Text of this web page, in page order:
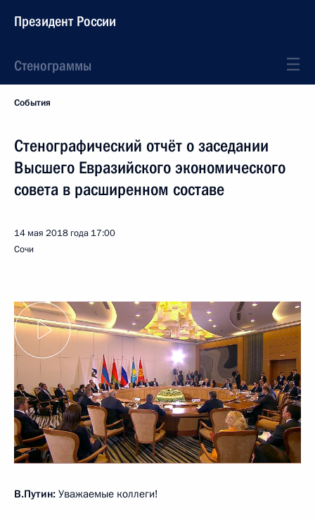
Президент России
Стенограммы
События
Стенографический отчёт о заседании
Высшего Евразийского экономического
совета в расширенном составе
14 мая 2018 года 17:00
Сочи
В.Путин: Уважаемые коллеги!